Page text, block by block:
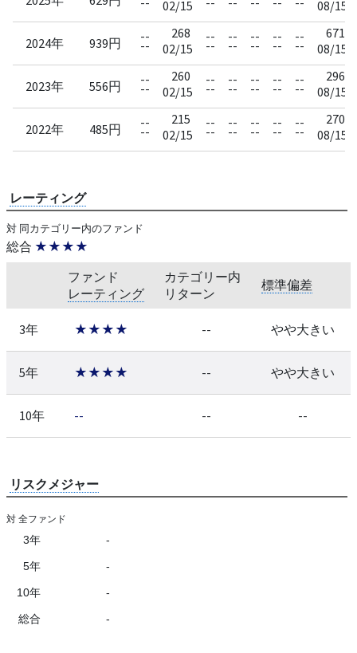
02/15 08/15
2024年 939円 --
--
268
02/15
--
--
--
--
--
--
--
--
--
--
671
08/15
2023年 556円 --
--
260
02/15
--
--
--
--
--
--
--
--
--
--
296
08/15
2022年 485円 --
--
215
02/15
--
--
--
--
--
--
--
--
--
--
270
08/15
レーティング
対 同カテゴリー内のファンド
総合 ★★★★
ファンド
レーティング
カテゴリー内
リターン
標準偏差
3年 ★★★★ -- やや大きい
5年 ★★★★ -- やや大きい
10年 -- -- --
リスクメジャー
対 全ファンド
3年 -
5年 -
10年 -
総合 -